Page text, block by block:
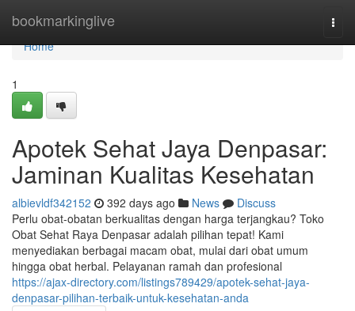
bookmarkinglive
Home
Home
1
Apotek Sehat Jaya Denpasar:
Jaminan Kualitas Kesehatan
albievldf342152 392 days ago News
Discuss
Perlu obat-obatan berkualitas dengan harga terjangkau? Toko
Obat Sehat Raya Denpasar adalah pilihan tepat! Kami
menyediakan berbagai macam obat, mulai dari obat umum
hingga obat herbal. Pelayanan ramah dan profesional
https://ajax-directory.com/listings789429/apotek-sehat-jaya-
denpasar-pilihan-terbaik-untuk-kesehatan-anda